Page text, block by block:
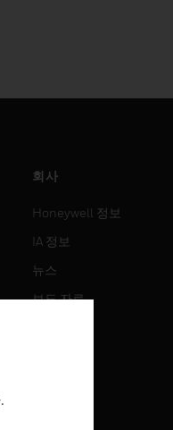
회사
Honeywell 정보
IA 정보
뉴스
보도 자료